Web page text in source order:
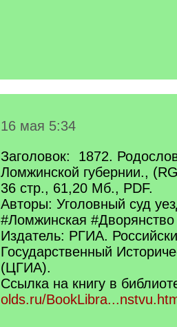
16 мая 5:34
Заголовок: 1872.
Ломжинской губернии.,
36 стр., 61,20 Мб., PDF.
Авторы: Уголовный суд
#Ломжинская #Дворянство
Издатель: РГИА.
Государственный
(ЦГИА).
Ссылка на книгу в
olds.ru/